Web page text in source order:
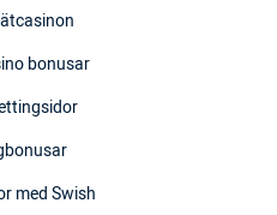
bonusar
med Swish